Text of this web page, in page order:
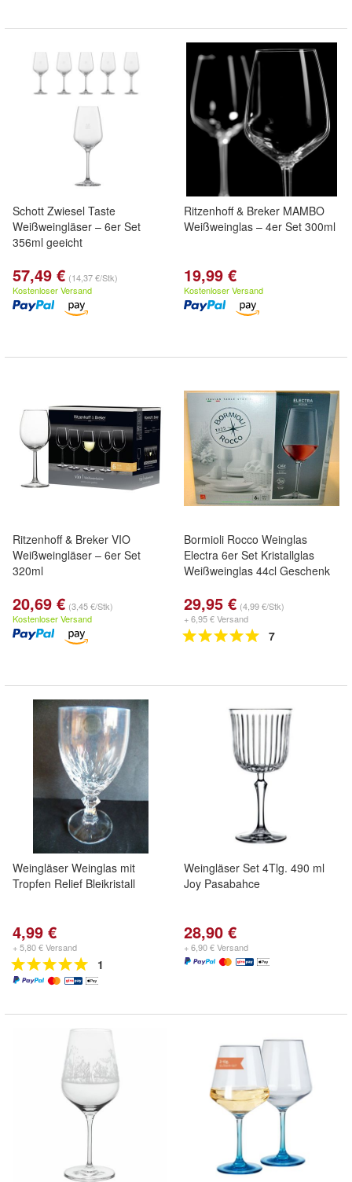
Schott Zwiesel Taste
Weißweingläser – 6er Set
356ml geeicht
57,49 € (14,37 €/Stk)
Kostenloser Versand
Ritzenhoff & Breker MAMBO
Weißweinglas – 4er Set 300ml
19,99 €
Kostenloser Versand
Ritzenhoff & Breker VIO
Weißweingläser – 6er Set
320ml
20,69 € (3,45 €/Stk)
Kostenloser Versand
Bormioli Rocco Weinglas
Electra 6er Set Kristallglas
Weißweinglas 44cl Geschenk
29,95 € (4,99 €/Stk)
+ 6,95 € Versand
7
Weingläser Weinglas mit
Tropfen Relief Bleikristall
4,99 €
+ 5,80 € Versand
1
Weingläser Set 4Tlg. 490 ml
Joy Pasabahce
28,90 €
+ 6,90 € Versand